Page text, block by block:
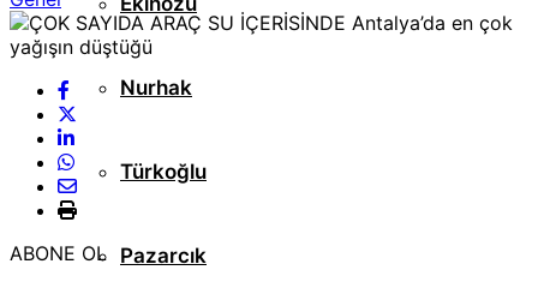
Nurhak
Türkoğlu
Pazarcık
ABONE OL